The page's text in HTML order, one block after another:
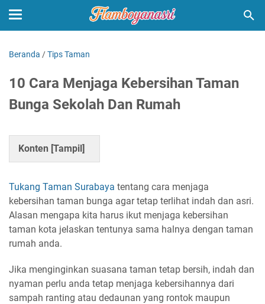
Beranda /Tips Taman
10 Cara Menjaga Kebersihan Taman
Bunga Sekolah Dan Rumah
Konten [Tampil]
Tukang Taman Surabaya tentang cara menjaga
kebersihan taman bunga agar tetap terlihat indah dan asri.
Alasan mengapa kita harus ikut menjaga kebersihan
taman kota jelaskan tentunya sama halnya dengan taman
rumah anda.
Jika menginginkan suasana taman tetap bersih, indah dan
nyaman perlu anda tetap menjaga kebersihannya dari
sampah ranting atau dedaunan yang rontok maupun